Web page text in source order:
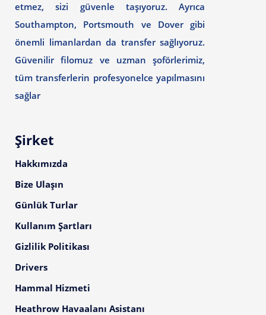
etmez, sizi güvenle taşıyoruz. Ayrıca
Southampton, Portsmouth ve Dover gibi
önemli limanlardan da transfer sağlıyoruz.
Güvenilir filomuz ve uzman şoförlerimiz,
tüm transferlerin profesyonelce yapılmasını
sağlar
Şirket
Hakkımızda
Bize Ulaşın
Günlük Turlar
Kullanım Şartları
Gizlilik Politikası
Drivers
Hammal Hizmeti
Heathrow Havaalanı Asistanı